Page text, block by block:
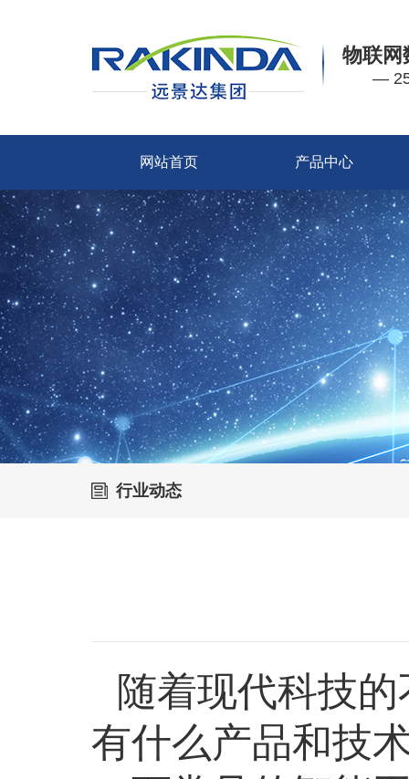
物联网
—
网站首页 产品中心
行业动态
随着现代科技
有什么产品和技